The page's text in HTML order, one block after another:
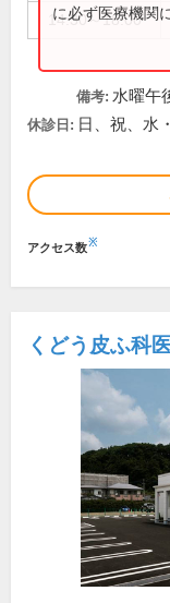
14:30～18:00
に必ず医療機関
備考: 水曜午
休診日: 日、祝、水
アクセス数※
くどう皮ふ科